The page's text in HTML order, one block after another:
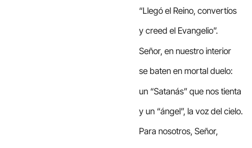
“Llegó el Reino, convertíos
y creed el Evangelio”.
Señor, en nuestro interior
se baten en mortal duelo:
un “Satanás” que nos tienta
y un “ángel”, la voz del cielo.
Para nosotros, Señor,